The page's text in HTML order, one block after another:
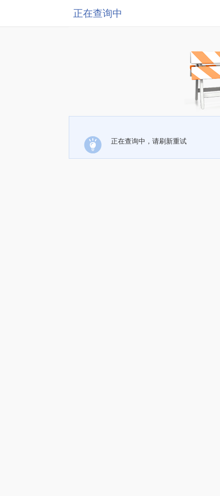
正在查询中
正在查询中，请刷新重试